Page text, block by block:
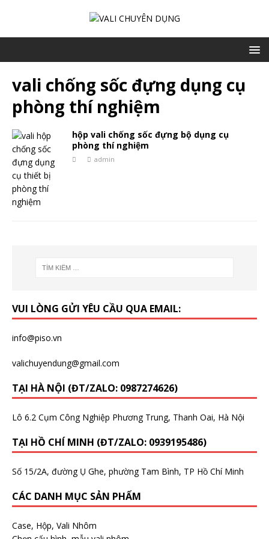
vali chống sốc đựng dụng cụ
phòng thí nghiệm
hộp vali chống sốc đựng bộ dụng cụ
phòng thí nghiệm
admin
VUI LÒNG GỬI YÊU CẦU QUA EMAIL:
info@piso.vn
valichuyendung@gmail.com
TẠI HÀ NỘI (ĐT/ZALO: 0987274626)
Lô 6.2 Cụm Công Nghiệp Phương Trung, Thanh Oai, Hà Nội
TẠI HỒ CHÍ MINH (ĐT/ZALO: 0939195486)
Số 15/2A, đường Ụ Ghe, phường Tam Bình, TP Hồ Chí Minh
CÁC DANH MỤC SẢN PHẨM
Case, Hộp, Vali Nhôm